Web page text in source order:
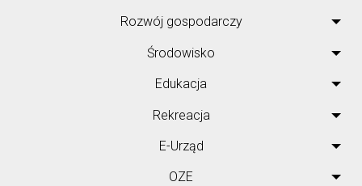
Rozwój gospodarczy
Środowisko
Edukacja
Rekreacja
E-Urząd
OZE